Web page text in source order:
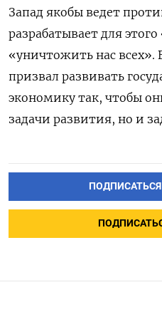
Запад якобы ведет
разрабатывает для
«уничтожить нас всех».
призвал развивать
экономику так, чтобы
задачи развития, но и